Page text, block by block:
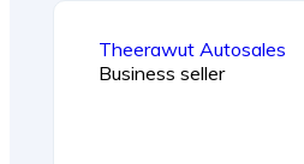
Theerawut Autosales
Business seller